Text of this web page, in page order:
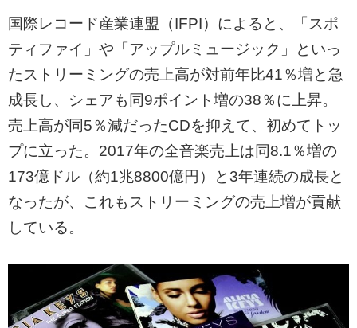
国際レコード産業連盟（IFPI）によると、「スポ
ティファイ」や「アップルミュージック」といっ
たストリーミングの売上高が対前年比41％増と急
成長し、シェアも同9ポイント増の38％に上昇。
売上高が同5％減だったCDを抑えて、初めてトッ
プに立った。2017年の全音楽売上は同8.1％増の
173億ドル（約1兆8800億円）と3年連続の成長と
なったが、これもストリーミングの売上増が貢献
している。